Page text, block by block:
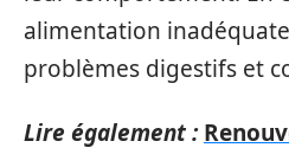
alimentation
problèmes digestifs et
Lire également :